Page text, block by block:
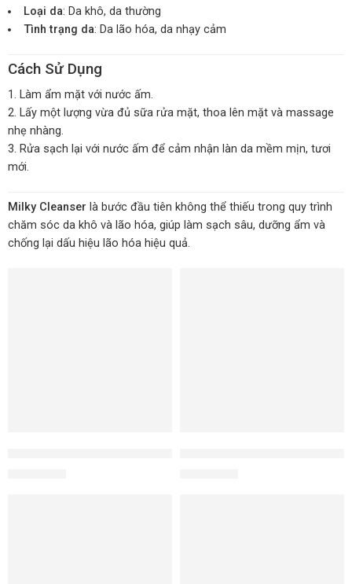
Loại da: Da khô, da thường
Tình trạng da: Da lão hóa, da nhạy cảm
Cách Sử Dụng
Làm ẩm mặt với nước ấm.
Lấy một lượng vừa đủ sữa rửa mặt, thoa lên mặt và massage
nhẹ nhàng.
Rửa sạch lại với nước ấm để cảm nhận làn da mềm mịn, tươi
mới.
Milky Cleanser là bước đầu tiên không thể thiếu trong quy trình
chăm sóc da khô và lão hóa, giúp làm sạch sâu, dưỡng ẩm và
chống lại dấu hiệu lão hóa hiệu quả.